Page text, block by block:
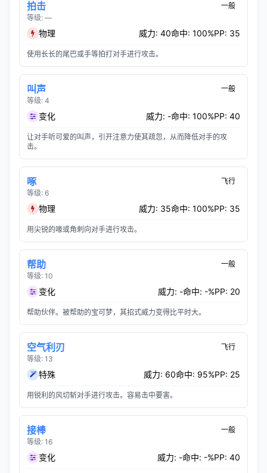
拍击
等级: —
一般
物理 威力: 40命中: 100%PP: 35
使用长长的尾巴或手等拍打对手进行攻击。
叫声
等级: 4
一般
变化 威力: -命中: 100%PP: 40
让对手听可爱的叫声，引开注意力使其疏忽，从而降低对手的攻
击。
啄
等级: 6
飞行
物理 威力: 35命中: 100%PP: 35
用尖锐的喙或角刺向对手进行攻击。
帮助
等级: 10
一般
变化 威力: -命中: -%PP: 20
帮助伙伴。被帮助的宝可梦，其招式威力变得比平时大。
空气利刃
等级: 13
飞行
特殊 威力: 60命中: 95%PP: 25
用锐利的风切斩对手进行攻击。容易击中要害。
接棒
等级: 16
一般
变化 威力: -命中: -%PP: 40